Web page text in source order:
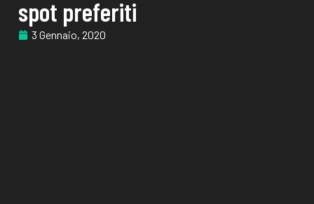
spot preferiti
3 Gennaio, 2020